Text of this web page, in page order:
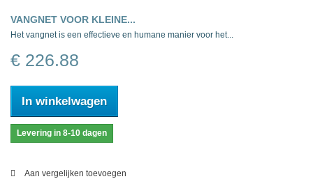
VANGNET VOOR KLEINE...
Het vangnet is een effectieve en humane manier voor het...
€ 226.88
In winkelwagen
Levering in 8-10 dagen
Aan vergelijken toevoegen